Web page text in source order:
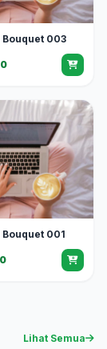
Bouquet 003
Bouquet 001
Lihat Semua